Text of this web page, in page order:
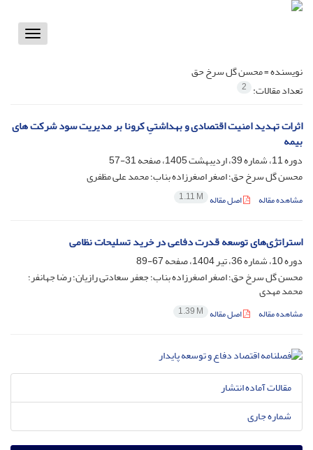
Toggle
نویسنده =محسن گل سرخ حق
تعداد مقالات: 2
اثرات تهدید امنیت اقتصادی و بهداشتیِ کرونا بر مدیریت سود شرکت های
بیمه
دوره 11، شماره 39، اردیبهشت 1405، صفحه
31-57
محسن گل سرخ حق؛ اصغر اصغرزاده بناب؛ محمد علی مظفری
مشاهده مقاله اصل مقاله 1.11 M
استراتژی‌های توسعه قدرت دفاعی در خرید تسلیحات نظامی
دوره 10، شماره 36، تیر 1404، صفحه
67-89
محسن گل سرخ حق؛ اصغر اصغرزاده بناب؛ جعفر سعادتی رازیان؛ رضا جهانفر؛
محمد مهدی
مشاهده مقاله اصل مقاله 1.39 M
مقالات آماده انتشار
شماره جاری